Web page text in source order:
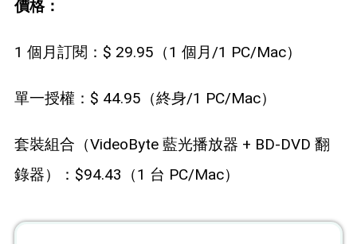
價格：
1 個月訂閱：$ 29.95（1 個月/1 PC/Mac）
單一授權：$ 44.95（終身/1 PC/Mac）
套裝組合（VideoByte 藍光播放器 + BD-DVD 翻
錄器）：$94.43（1 台 PC/Mac）